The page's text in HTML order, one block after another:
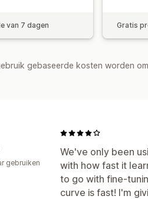
van 7 dagen Gratis
gebaseerde kosten worden
We've only been
with how fast it
to go with fine-
curve is fast! I'm
gebruiken